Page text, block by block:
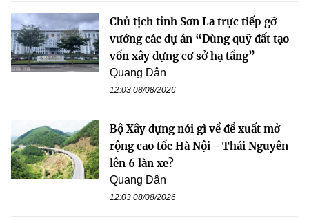
Chủ tịch tỉnh Sơn La trực tiếp gỡ
vướng các dự án “Dùng quỹ đất tạo
vốn xây dựng cơ sở hạ tầng”
Quang Dân
12:03 08/08/2026
Bộ Xây dựng nói gì về đề xuất mở
rộng cao tốc Hà Nội - Thái Nguyên
lên 6 làn xe?
Quang Dân
12:03 08/08/2026